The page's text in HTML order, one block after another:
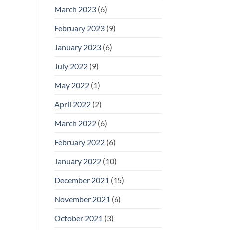
March 2023(6)
February 2023(9)
January 2023(6)
July 2022(9)
May 2022(1)
April 2022(2)
March 2022(6)
February 2022(6)
January 2022(10)
December 2021 (15)
November 2021 (6)
October 2021 (3)